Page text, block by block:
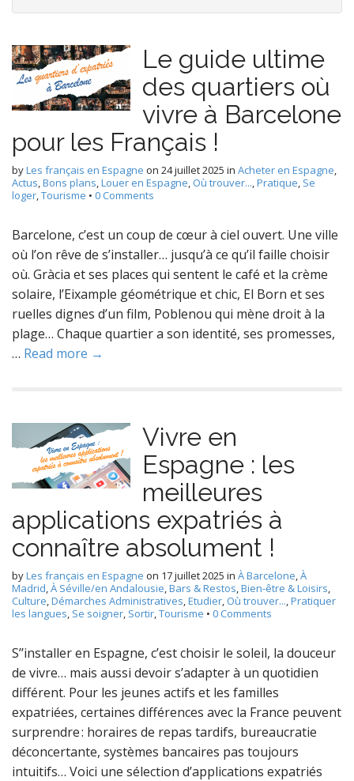
Le guide ultime
des quartiers où
vivre à Barcelone
pour les Français !
byLes français en Espagne on 24 juillet 2025 in Acheter en Espagne,
Actus,Bons plans,Louer en Espagne, Où trouver...,Pratique, Se
loger,Tourisme • 0 Comments
Barcelone, c’est un coup de cœur à ciel ouvert. Une ville
où l’on rêve de s’installer… jusqu’à ce qu’il faille choisir
où. Gràcia et ses places qui sentent le café et la crème
solaire, l’Eixample géométrique et chic, El Born et ses
ruelles dignes d’un film, Poblenou qui mène droit à la
plage… Chaque quartier a son identité, ses promesses,
… Read more →
Vivre en
Espagne : les
meilleures
applications expatriés à
connaître absolument !
byLes français en Espagne on 17 juillet 2025 in À Barcelone,À
Madrid,À Séville/en Andalousie,Bars & Restos,Bien-être & Loisirs,
Culture,Démarches Administratives,Etudier, Où trouver...,Pratiquer
les langues, Se soigner, Sortir,Tourisme • 0 Comments
S’’installer en Espagne, c’est choisir le soleil, la douceur
de vivre… mais aussi devoir s’adapter à un quotidien
différent. Pour les jeunes actifs et les familles
expatriées, certaines différences avec la France peuvent
surprendre : horaires de repas tardifs, bureaucratie
déconcertante, systèmes bancaires pas toujours
intuitifs… Voici une sélection d’applications expatriés